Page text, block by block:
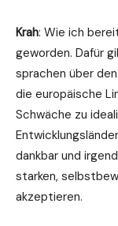
Krah: Wie ich
geworden. Dafür
sprachen über
die europäische
Schwäche zu
dankbar und
starken,
akzeptieren.